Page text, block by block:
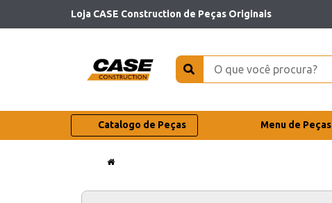
Loja CASE Construction de Peças Originais
Catalogo de Peças Menu de Peças